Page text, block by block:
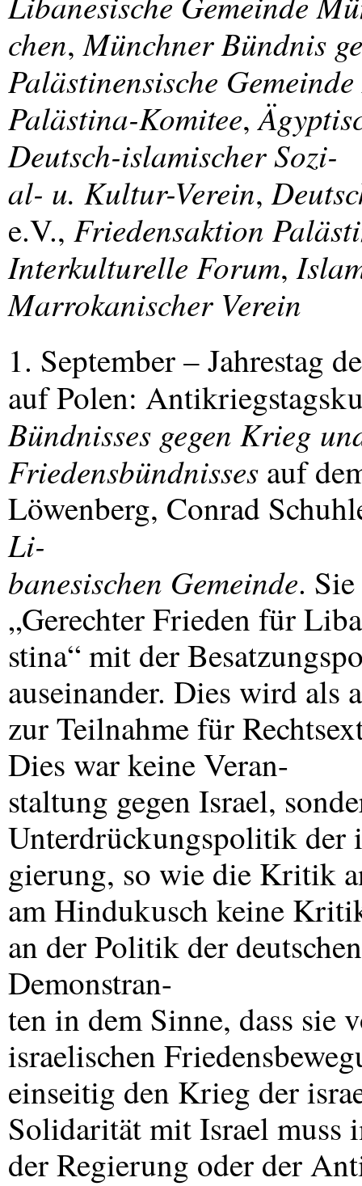
chen,Münchner Bündnis
Palästinensische
Palästina-Komitee,
Deutsch-islamischer Sozi-
al- u. Kultur-Verein,
e.V., Friedensaktion
Interkulturelle Forum,
Marrokanischer Verein
1. September – Jahrestag
auf Polen:
Bündnisses gegen Krieg
Friedensbündnisses auf
Löwenberg, Conrad
Li-
banesischen Gemeinde.
„Gerechter Frieden für
stina“ mit der
auseinander. Dies wird als
zur Teilnahme für
Dies war keine Veran-
staltung gegen Israel,
Unterdrückungspolitik der
gierung, so wie die Kritik
am Hindukusch keine
an der Politik der
Demonstran-
ten in dem Sinne, dass sie
israelischen
einseitig den Krieg der
Solidarität mit Israel
der Regierung oder der